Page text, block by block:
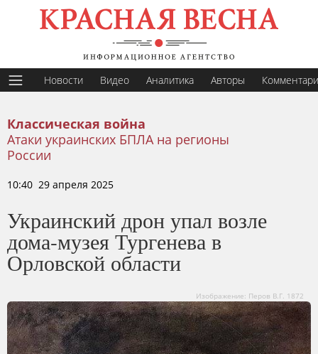
Новости Видео Аналитика Авторы
Классическая война
Атаки украинских БПЛА на регионы
России
10:40 29 апреля 2025
Украинский дрон упал возле
дома-музея Тургенева в
Орловской области
Изображение: Перов В.Г. 1872